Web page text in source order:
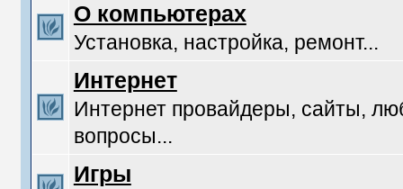
О компьютерах
Установка, настройка, ремонт...
Интернет
Интернет провайдеры, сайты,
вопросы...
Игры